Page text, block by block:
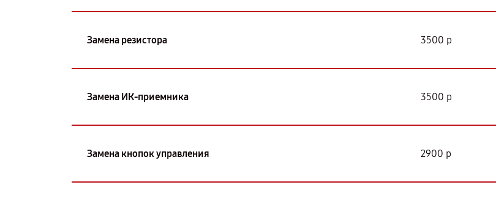
Замена резистора 3500 р
Замена ИК-приемника 3500 р
Замена кнопок управления 2900 р